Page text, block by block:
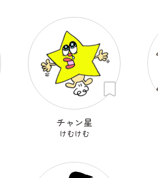
チャン星
けむけむ